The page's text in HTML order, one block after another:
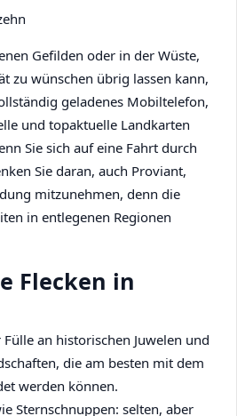
Gefilden oder in der Wüste,
zu wünschen übrig lassen kann,
geladenes Mobiltelefon,
und topaktuelle Landkarten
Sie sich auf eine Fahrt durch
Sie daran, auch Proviant,
mitzunehmen, denn die
in entlegenen Regionen
Flecken in
an historischen Juwelen und
die am besten mit dem
werden können.
Sternschnuppen: selten, aber